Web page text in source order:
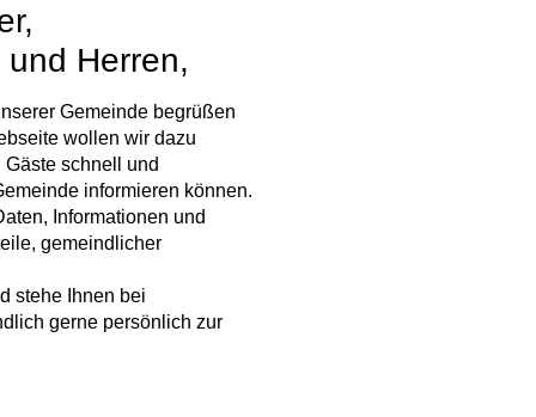
Herren,
Gemeinde begrüßen
wollen wir dazu
schnell und
informieren können.
Informationen und
gemeindlicher
stehe Ihnen bei
gerne persönlich zur